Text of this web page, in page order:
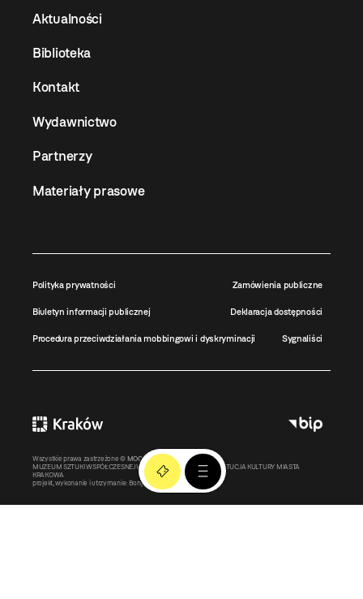
Aktualności
Biblioteka
Kontakt
Wydawnictwo
Partnerzy
Materiały prasowe
Polityka prywatności Zamówienia publiczne
Biuletyn informacji publicznej Deklaracja dostępności
Procedura przeciwdziałania mobbingowi i dyskryminacji Sygnaliści
Wszystkie prawa zastrzeżone © MOCAK2011-2026
MUZEUM SZTUKI WSPÓŁCZESNEJ W KRAKOWIE MOCAK – INSTYTUCJA KULTURY MIASTA
KRAKOWA
projekt, wykonanie i utrzymanie: Bonjour.pl